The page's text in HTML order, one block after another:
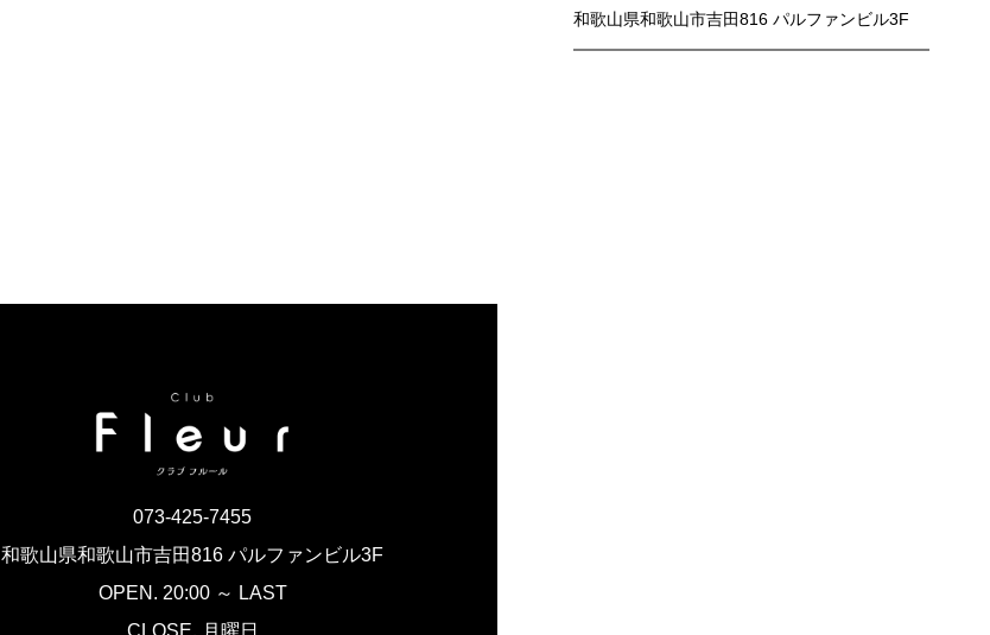
073-425-7455
和歌山県和歌山市吉田816 パルファンビル3F
OPEN. 20:00 ～ LAST
和歌山県和歌山市吉田816 パルファンビル3F